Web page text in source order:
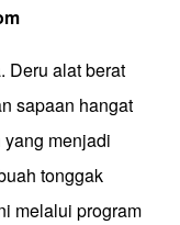
Deru alat berat
sapaan hangat
menjadi
tonggak
melalui program